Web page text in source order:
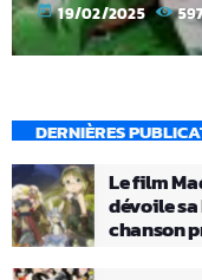
today 19/02/2025
DERNIÈRES
Le film
dévoile
chanson